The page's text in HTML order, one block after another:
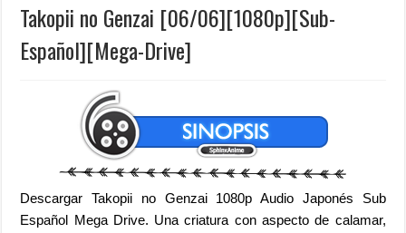
Takopii no Genzai [06/06][1080p][Sub-
Español][Mega-Drive]
Descargar Takopii no Genzai 1080p Audio Japonés Sub
Español Mega Drive. Una criatura con aspecto de calamar,